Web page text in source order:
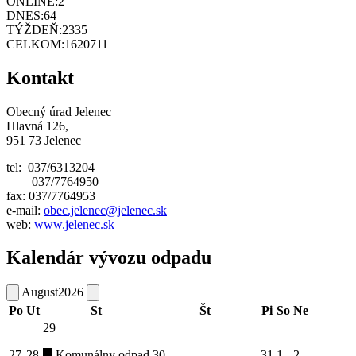
DNES:64
TÝŽDEŇ:2335
CELKOM:1620711
Kontakt
Obecný úrad Jelenec
Hlavná 126,
951 73 Jelenec
tel: 037/6313204
037/7764950
fax: 037/7764953
e-mail: obec.jelenec@jelenec.sk
web: www.jelenec.sk
Kalendár vývozu odpadu
August2026
Po Ut St Št Pi So Ne
29